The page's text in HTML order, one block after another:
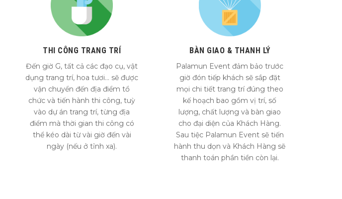
THI CÔNG TRANG TRÍ
Đến giờ G, tất cả các đạo cụ, vật
dụng trang trí, hoa tươi… sẽ được
vận chuyển đến địa điểm tổ
chức và tiến hành thi công, tuỳ
vào dự án trang trí, từng địa
điểm mà thời gian thi công có
thể kéo dài từ vài giờ đến vài
ngày (nếu ở tỉnh xa).
BÀN GIAO & THANH LÝ
Palamun Event đảm bảo trước
giờ đón tiếp khách sẽ sắp đặt
mọi chi tiết trang trí đúng theo
kế hoạch bao gồm vị trí, số
lượng, chất lượng và bàn giao
cho đại diện của Khách Hàng.
Sau tiệc Palamun Event sẽ tiến
hành thu dọn và Khách Hàng sẽ
thanh toán phần tiền còn lại.